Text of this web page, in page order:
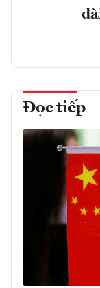
Đọc tiếp